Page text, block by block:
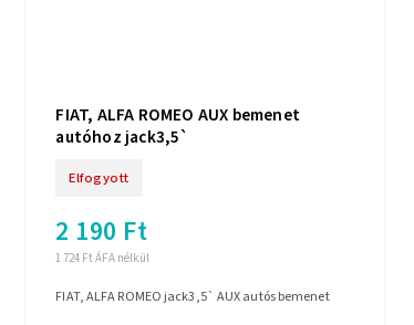
FIAT, ALFA ROMEO AUX bemenet
autóhoz jack3,5`
Elfogyott
1 724 Ft ÁFA nélkül
2 190 Ft
FIAT, ALFA ROMEO jack3,5` AUX autós bemenet